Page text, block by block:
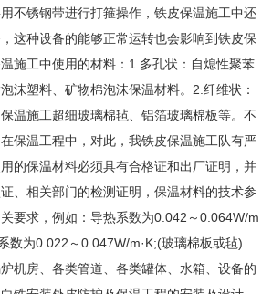
不锈钢带进行打箍操作，铁皮保温施工中还
这种设备的能够正常运转也会影响到铁皮保
施工中使用的材料：1.多孔状：自熄性聚苯
沫塑料、矿物棉泡沫保温材料。2.纤维状：
温施工超细玻璃棉毡、铝箔玻璃棉板等。不
保温工程中，对此，我铁皮保温施工队有严
的保温材料必须具有合格证和出厂证明，并
、相关部门的检测证明，保温材料的技术参
要求，例如：导热系数为0.042～0.064W/m
数为0.022～0.047W/m·K;(玻璃棉板或毡)
机房、各类管道、各类罐体、水箱、设备的